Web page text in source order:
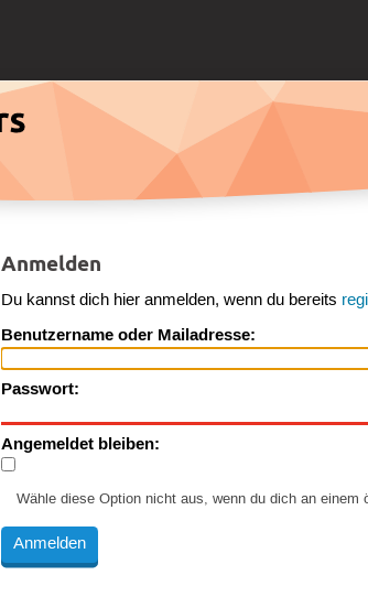
Anmelden
Du kannst dich hier anmelden, wenn du bereits
Benutzername oder Mailadresse:
Passwort:
Angemeldet bleiben:
Wähle diese Option nicht aus, wenn du dich an